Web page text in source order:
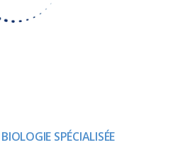
SPÉCIALISÉE